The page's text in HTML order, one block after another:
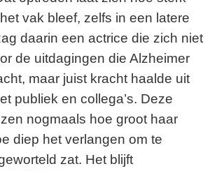
vak bleef, zelfs in een latere
daarin een actrice die zich niet
de uitdagingen die Alzheimer
maar juist kracht haalde uit
publiek en collega’s. Deze
nogmaals hoe groot haar
diep het verlangen om te
zat. Het blijft